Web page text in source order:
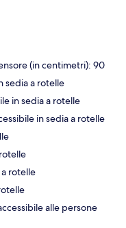
(in centimetri): 90
sedia a rotelle
in sedia a rotelle
in sedia a rotelle
rotelle
alle persone